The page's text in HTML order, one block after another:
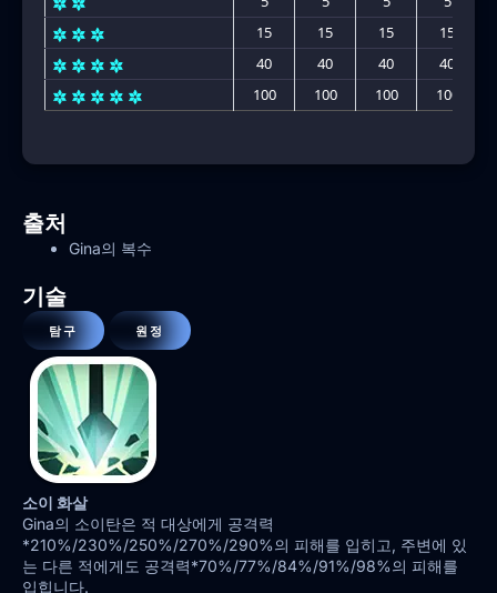
15
15 15
15
40
40 40
40
100
100 100 100
출처
Gina의 복수
기술
탐구 원정
소이 화살
Gina의 소이탄은 적 대상에게 공격력
*210%/230%/250%/270%/290%의 피해를 입히고, 주변에 있
는 다른 적에게도 공격력*70%/77%/84%/91%/98%의 피해를
입힙니다.